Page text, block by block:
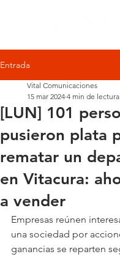
Entrada
[LUN] 101
pusieron plata
rematar un
en Vitacura:
a vender
Vital Comunicaciones
15 mar 2024 4 min de lectura
Empresas reúnen
una sociedad por
ganancias se reparten